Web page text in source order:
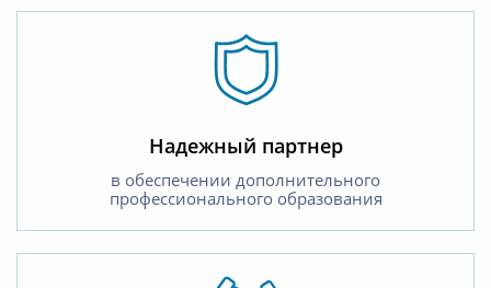
Надежный партнер
в обеспечении дополнительного
профессионального образования